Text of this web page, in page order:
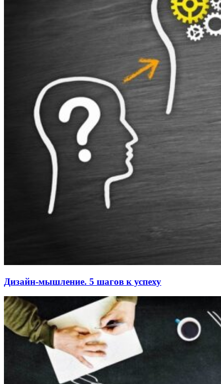
Дизайн-мышление. 5 шагов к успеху